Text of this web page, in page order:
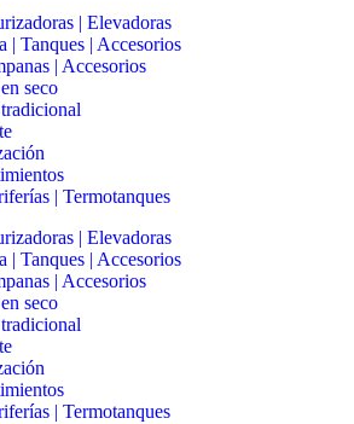
| Elevadoras
| Tanques | Accesorios
| Accesorios
seco
| Termotanques
| Elevadoras
| Tanques | Accesorios
| Accesorios
seco
| Termotanques